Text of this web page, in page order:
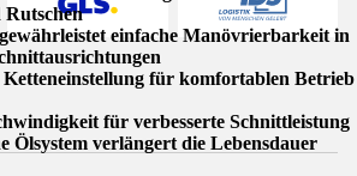
einfache Manövrierbarkeit in
Ketteneinstellung für komfortablen Betrieb
für verbesserte Schnittleistung
Ölsystem verlängert die Lebensdauer